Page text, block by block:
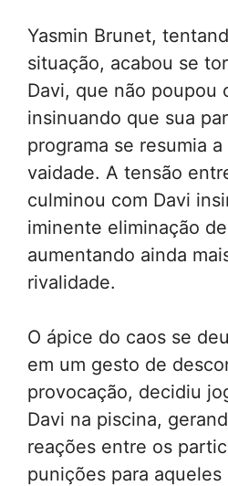
Yasmin Brunet,
situação, acabou se
Davi, que não poupou
insinuando que sua
programa se resumia
vaidade. A tensão
culminou com Davi
iminente eliminação
aumentando ainda
rivalidade.
O ápice do caos se
em um gesto de
provocação, decidiu
Davi na piscina,
reações entre os
punições para